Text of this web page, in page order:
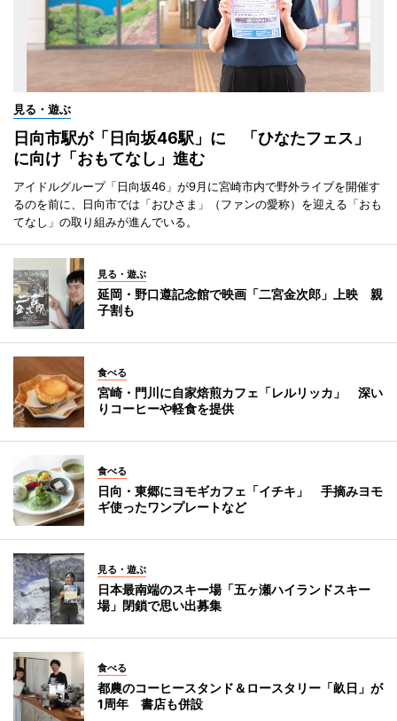
見る・遊ぶ
日向市駅が「日向坂46駅」に 「ひなたフェス」
に向け「おもてなし」進む
アイドルグループ「日向坂46」が9月に宮崎市内で野外ライブを開催す
るのを前に、日向市では「おひさま」（ファンの愛称）を迎える「おも
てなし」の取り組みが進んでいる。
見る・遊ぶ
延岡・野口遵記念館で映画「二宮金次郎」上映 親
子割も
食べる
宮崎・門川に自家焙煎カフェ「レルリッカ」 深い
りコーヒーや軽食を提供
食べる
日向・東郷にヨモギカフェ「イチキ」 手摘みヨモ
ギ使ったワンプレートなど
見る・遊ぶ
日本最南端のスキー場「五ヶ瀬ハイランドスキー
場」閉鎖で思い出募集
食べる
都農のコーヒースタンド＆ロースタリー「畝日」が
1周年 書店も併設